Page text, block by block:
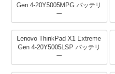
Gen 4-20Y5005MPG バッテリ
ー
Lenovo ThinkPad X1 Extreme
Gen 4-20Y5005LSP バッテリ
ー